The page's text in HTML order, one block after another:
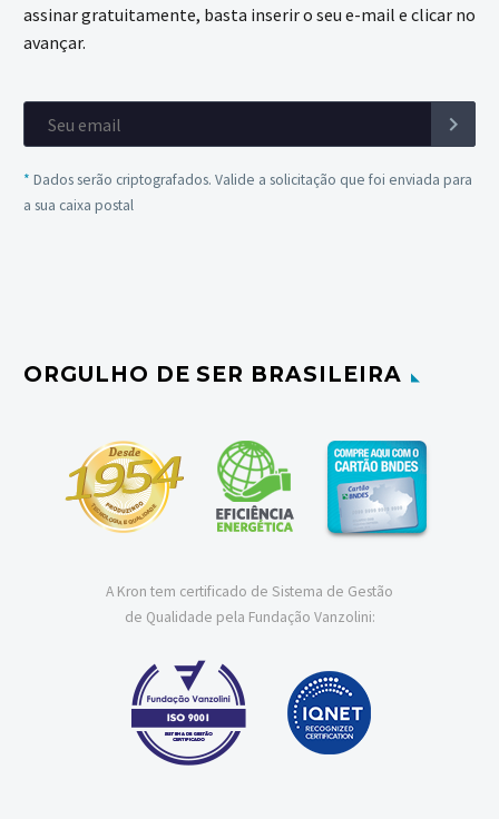
assinar gratuitamente, basta inserir o seu e-mail e clicar no
avançar.
* Dados serão criptografados. Valide a solicitação que foi enviada para
a sua caixa postal
ORGULHO DE SER BRASILEIRA
A Kron tem certificado de Sistema de Gestão
de Qualidade pela Fundação Vanzolini: